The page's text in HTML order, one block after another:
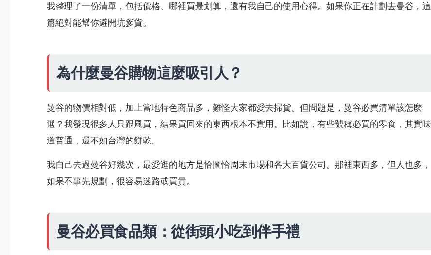
我整理了一份清單，包括價格、哪裡買最划算，還有我自己的使用心得。如果你正在計劃去曼谷，這
篇絕對能幫你避開坑爹貨。
為什麼曼谷購物這麼吸引人？
曼谷的物價相對低，加上當地特色商品多，難怪大家都愛去掃貨。但問題是，曼谷必買清單該怎麼
選？我發現很多人只跟風買，結果買回來的東西根本不實用。比如說，有些號稱必買的零食，其實味
道普通，還不如台灣的餅乾。
我自己去過曼谷好幾次，最愛逛的地方是恰圖恰周末市場和各大百貨公司。那裡東西多，但人也多，
如果不事先規劃，很容易迷路或買貴。
曼谷必買食品類：從街頭小吃到伴手禮